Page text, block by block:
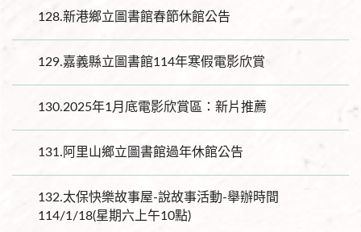
128.新港鄉立圖書館春節休館公告
129.嘉義縣立圖書館114年寒假電影欣賞
130.2025年1月底電影欣賞區：新片推薦
131. 阿里山鄉立圖書館過年休館公告
132.太保快樂故事屋-說故事活動-舉辦時間
114/1/18(星期六上午10點)